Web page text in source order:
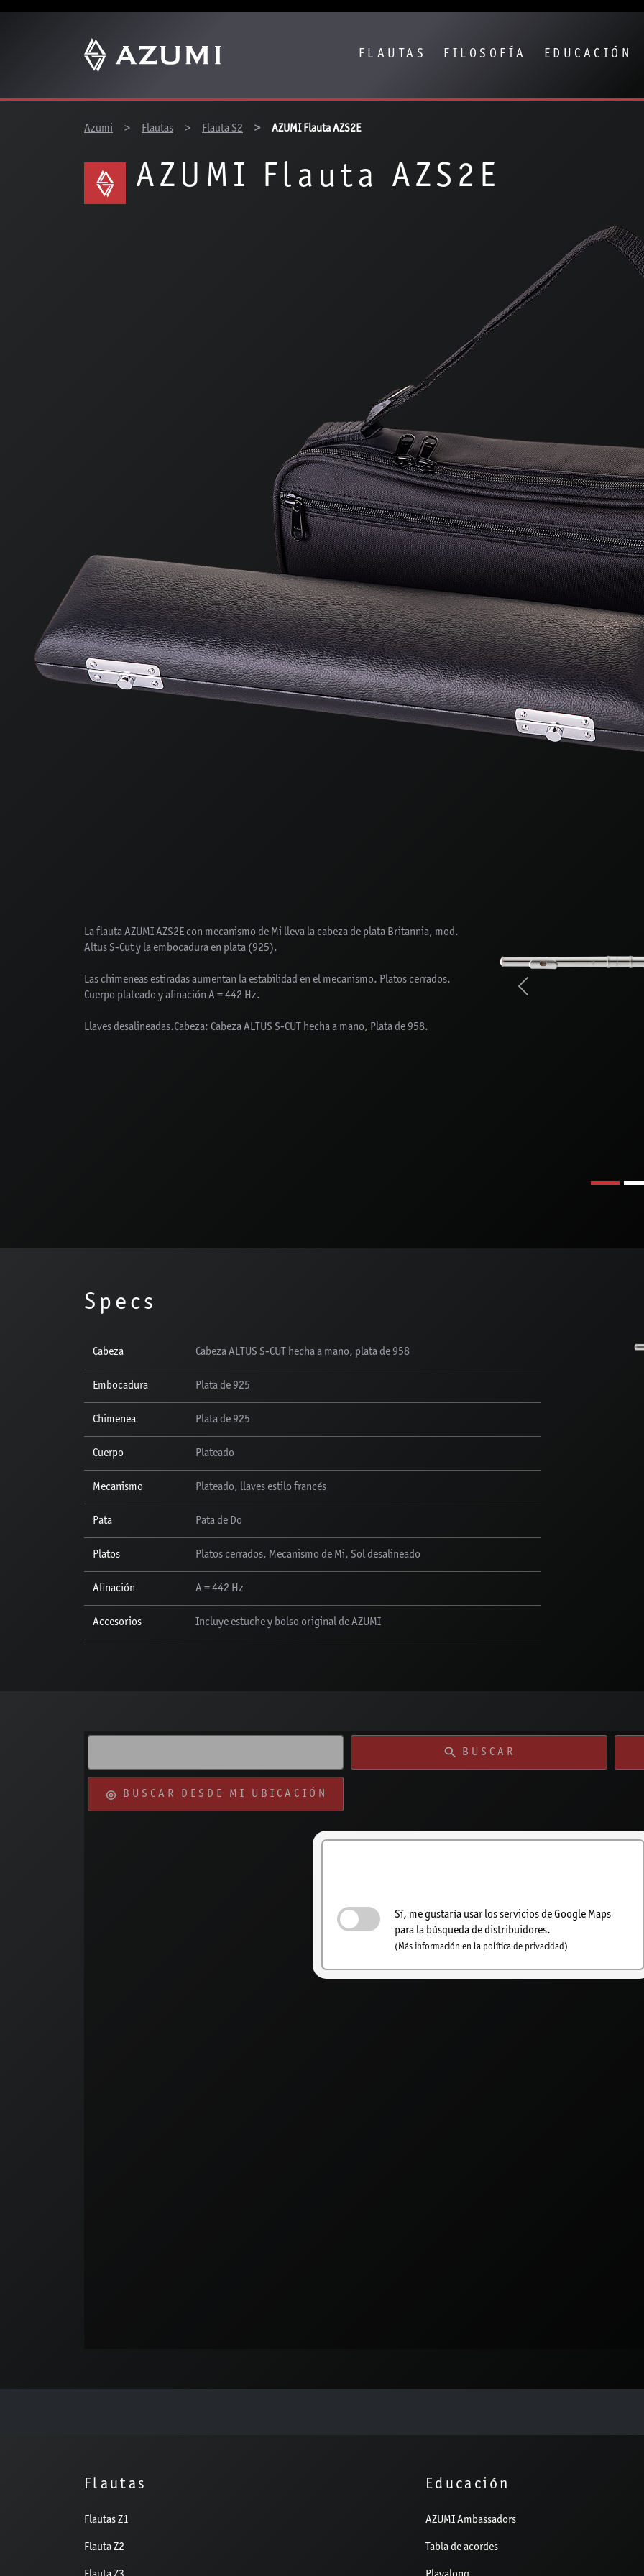
FLAUTAS FILOSOFÍA EDUCACIÓN
Azumi
Flautas Flauta S2 AZUMI Flauta AZS2E
AZUMI Flauta AZS2E
La flauta AZUMI AZS2E con mecanismo de Mi lleva la cabeza de plata Britannia, mod.
Altus S-Cut y la embocadura en plata (925).
Las chimeneas estiradas aumentan la estabilidad en el mecanismo. Platos cerrados.
Cuerpo plateado y afinación A = 442 Hz.
Llaves desalineadas.Cabeza: Cabeza ALTUS S-CUT hecha a mano, Plata de 958.
Previous
Specs
Cabeza Cabeza ALTUS S-CUT hecha a mano, plata de 958
Embocadura Plata de 925
Chimenea Plata de 925
Cuerpo Plateado
Mecanismo Plateado, llaves estilo francés
Pata Pata de Do
Platos Platos cerrados, Mecanismo de Mi, Sol desalineado
Afinación A = 442 Hz
Accesorios Incluye estuche y bolso original de AZUMI
Sí, me gustaría usar los servicios de Google Maps
para la búsqueda de distribuidores.
(Más información en la política de privacidad)
BUSCAR
BUSCAR DESDE MI UBICACIÓN
Flautas
Flautas Z1
Flauta Z2
Educación
AZUMI Ambassadors
Tabla de acordes